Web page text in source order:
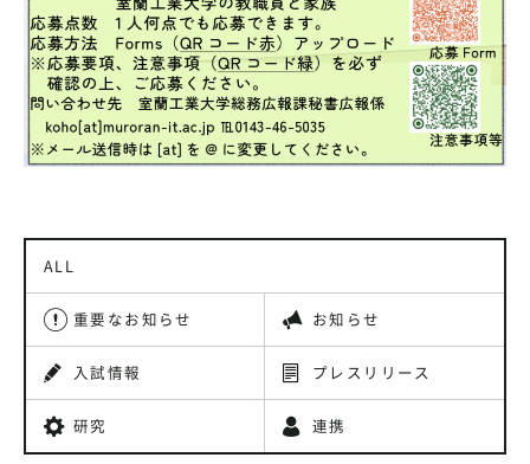
ALL
重要なお知らせ お知らせ
入試情報 プレスリリース
研究 連携